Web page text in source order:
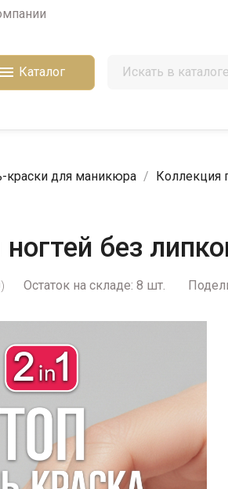
 Каталог
краски для маникюра Коллекция
без
Остаток на складе: 8 шт.